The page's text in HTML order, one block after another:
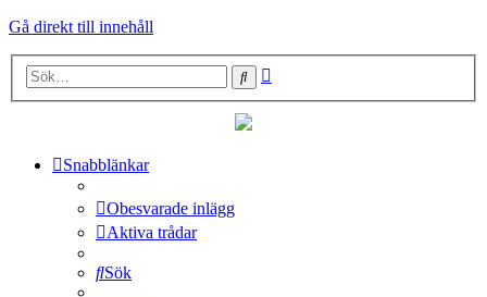
Gå direkt till innehåll
Sök
Snabblänkar
Obesvarade inlägg
Aktiva trådar
Sök